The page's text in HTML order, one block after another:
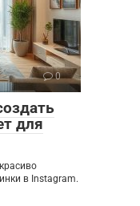
0
для
в Instagram.